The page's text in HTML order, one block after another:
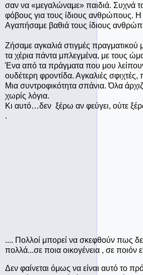
σαν να «μεγαλώναμε» παιδιά. Συχνά το
φόβους για τους ίδιους ανθρώπους. Η
Αγαπήσαμε βαθιά τους ίδιους
Ζήσαμε αγκαλιά στιγμές πραγματικού
τα χέρια πάντα μπλεγμένα, με τους
Ένα από τα πράγματα που μου
ουδέτερη φροντίδα. Αγκαλιές
Μια συντροφικότητα σπάνια. Όλα
χωρίς λόγια.
Κι αυτό…δεν ξέρω αν φεύγει, ούτε
.
.... Πολλοί μπορεί να σκεφθούν πως
πολλά...σε ποια οικογένεια , σε
Δεν φαίνεται όμως να είναι αυτό το